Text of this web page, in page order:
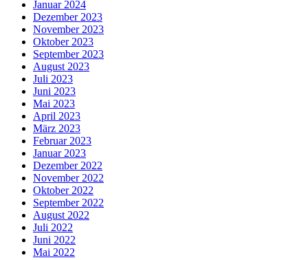
Januar 2024
Dezember 2023
November 2023
Oktober 2023
September 2023
August 2023
Juli 2023
Juni 2023
Mai 2023
April 2023
März 2023
Februar 2023
Januar 2023
Dezember 2022
November 2022
Oktober 2022
September 2022
August 2022
Juli 2022
Juni 2022
Mai 2022